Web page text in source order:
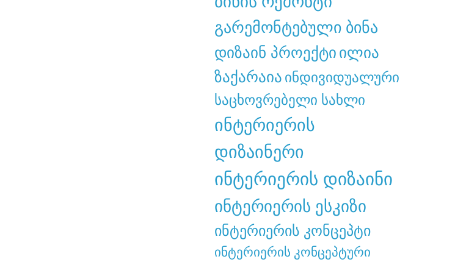
გარემონტებული ბინა
დიზაინ პროექტიილია
ზაქარაიაინდივიდუალური
საცხოვრებელი სახლი
ინტერიერის
დიზაინერი
ინტერიერის დიზაინი
ინტერიერის ესკიზი
ინტერიერის კონცეპტი
ინტერიერის კონცეპტური